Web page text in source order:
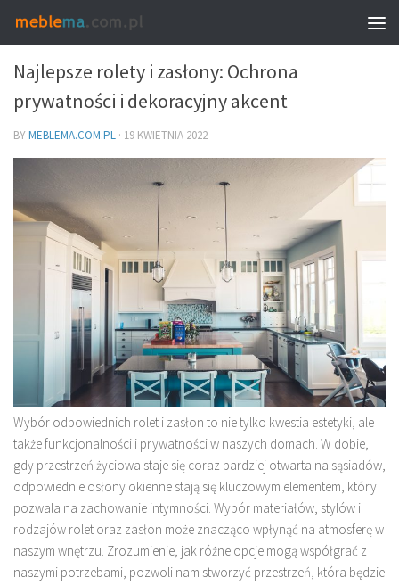
MEBLE I WNĘTRZA
Najlepsze rolety i zasłony: Ochrona
prywatności i dekoracyjny akcent
BYMEBLEMA.COM.PL · 19 KWIETNIA 2022
Wybór odpowiednich rolet i zasłon to nie tylko kwestia estetyki, ale
także funkcjonalności i prywatności w naszych domach. W dobie,
gdy przestrzeń życiowa staje się coraz bardziej otwarta na sąsiadów,
odpowiednie osłony okienne stają się kluczowym elementem, który
pozwala na zachowanie intymności. Wybór materiałów, stylów i
rodzajów rolet oraz zasłon może znacząco wpłynąć na atmosferę w
naszym wnętrzu. Zrozumienie, jak różne opcje mogą współgrać z
naszymi potrzebami, pozwoli nam stworzyć przestrzeń, która będzie